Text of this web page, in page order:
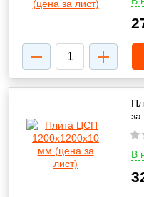
за
В